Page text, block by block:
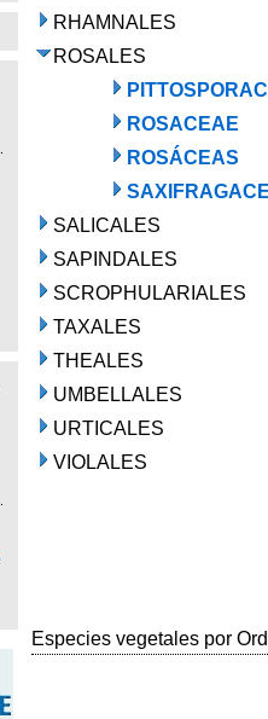
RHAMNALES
ROSALES
ROSACEAE
ROSÁCEAS
SALICALES
SAPINDALES
SCROPHULARIALES
TAXALES
THEALES
UMBELLALES
URTICALES
VIOLALES
Especies vegetales por